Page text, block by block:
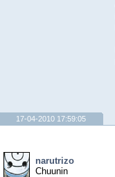
17-04-2010 17:59:05
narutrizo
Chuunin